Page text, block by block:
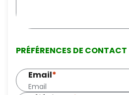
PRÉFÉRENCES DE CONTACT
Email*